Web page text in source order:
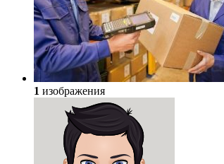
1 изображения